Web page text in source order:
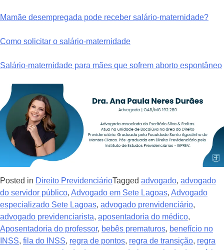
Mamãe desempregada pode receber salário-maternidade?
Como solicitar o salário-maternidade
Salário-maternidade para mães que sofrem aborto espontâneo
Posted in Direito PrevidenciárioTagged advogado, advogado
do servidor público, Advogado em Sete Lagoas, Advogado
especializado Sete Lagoas, advogado prenvidenciário,
advogado previdenciarista, aposentadoria do médico,
Aposentadoria do professor, bebês prematuros, benefício no
INSS, fila do INSS, regra de pontos, regra de transição, regra